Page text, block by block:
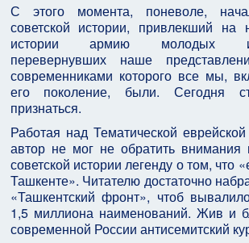
С этого момента, поневоле,
советской истории, привлекший на
истории армию молодых
перевернувших наше
современниками которого все мы,
его поколение, были. Сегодня
признаться.
Работая над Тематической
автор не мог не обратить
советской истории легенду о том, что
Ташкенте». Читателю достаточно
«Ташкентский фронт», чтоб
1,5 миллиона наименований. Жив и
современной России антисемитский